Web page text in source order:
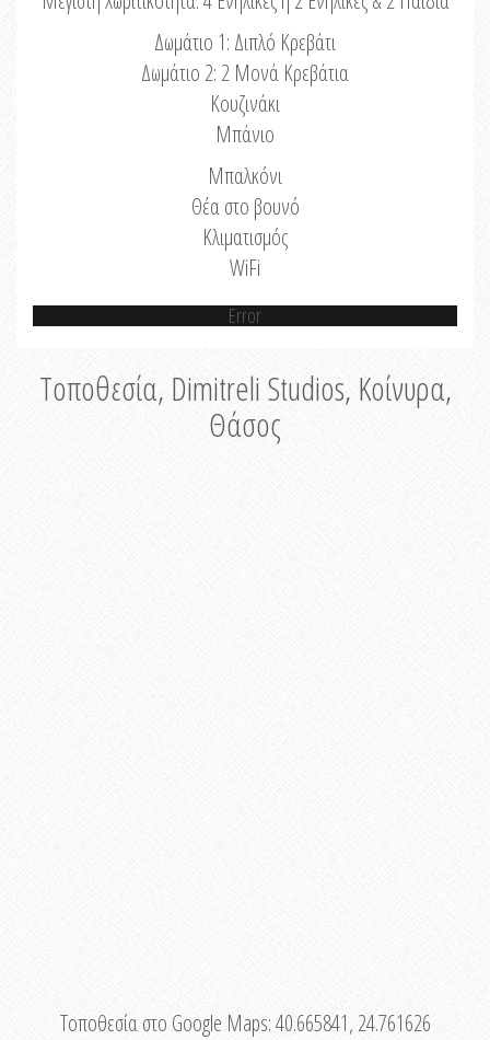
Δωμάτιο 1: Διπλό Κρεβάτι
Δωμάτιο 2: 2 Μονά Κρεβάτια
Κουζινάκι
Μπάνιο
Μπαλκόνι
Θέα στο βουνό
Κλιματισμός
WiFi
Error
Τοποθεσία, Dimitreli Studios, Κοίνυρα,
Θάσος
Τοποθεσία στο Google Maps:40.665841, 24.761626